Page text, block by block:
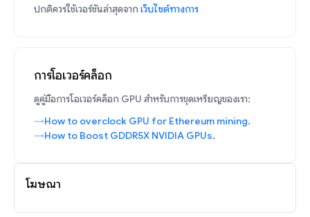
ปกติควรใช้เวอร์ชันล่าสุดจาก เว็บไซต์ทางการ
การโอเวอร์คล็อก
ดูคู่มือการโอเวอร์คล็อก GPU สำหรับการขุดเหรียญของเรา:
How to overclock GPU for Ethereum mining.
How to Boost GDDR5X NVIDIA GPUs.
โฆษณา